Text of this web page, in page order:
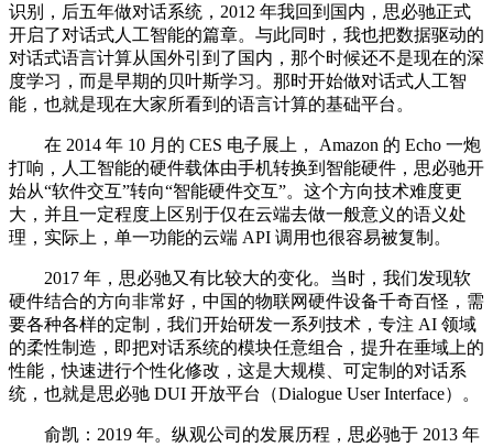
识别，后五年做对话系统，2012 年我回到国内，思必驰正式
开启了对话式人工智能的篇章。与此同时，我也把数据驱动的
对话式语言计算从国外引到了国内，那个时候还不是现在的深
度学习，而是早期的贝叶斯学习。那时开始做对话式人工智
能，也就是现在大家所看到的语言计算的基础平台。
在 2014 年 10 月的 CES 电子展上， Amazon 的 Echo 一炮
打响，人工智能的硬件载体由手机转换到智能硬件，思必驰开
始从“软件交互”转向“智能硬件交互”。这个方向技术难度更
大，并且一定程度上区别于仅在云端去做一般意义的语义处
理，实际上，单一功能的云端 API 调用也很容易被复制。
2017 年，思必驰又有比较大的变化。当时，我们发现软
硬件结合的方向非常好，中国的物联网硬件设备千奇百怪，需
要各种各样的定制，我们开始研发一系列技术，专注 AI 领域
的柔性制造，即把对话系统的模块任意组合，提升在垂域上的
性能，快速进行个性化修改，这是大规模、可定制的对话系
统，也就是思必驰 DUI 开放平台（Dialogue User Interface）。
俞凯：2019 年。纵观公司的发展历程，思必驰于 2013 年